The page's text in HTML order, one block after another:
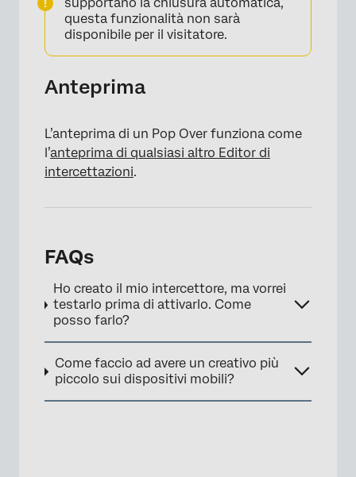
supportano la chiusura automatica,
questa funzionalità non sarà
disponibile per il visitatore.
Anteprima
L’anteprima di un Pop Over funziona come
l’anteprima di qualsiasi altro Editor di
intercettazioni.
FAQs
Ho creato il mio intercettore, ma vorrei
testarlo prima di attivarlo. Come
posso farlo?
Come faccio ad avere un creativo più
piccolo sui dispositivi mobili?